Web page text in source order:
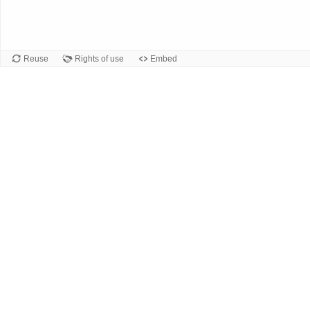
Reuse Rights of use Embed